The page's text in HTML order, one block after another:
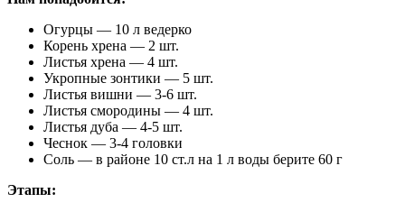
Огурцы — 10 л ведерко
Корень хрена — 2 шт.
Листья хрена — 4 шт.
Укропные зонтики — 5 шт.
Листья вишни — 3-6 шт.
Листья смородины — 4 шт.
Листья дуба — 4-5 шт.
Чеснок — 3-4 головки
Соль — в районе 10 ст.л на 1 л воды берите 60 г
Этапы: